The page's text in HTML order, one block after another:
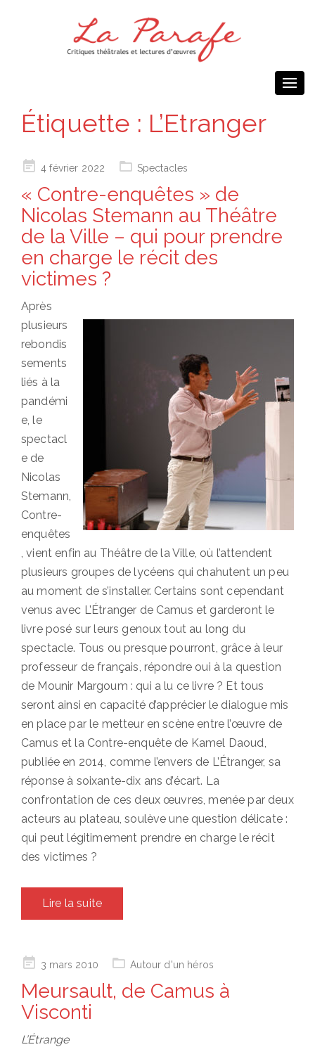
Étiquette : L’Etranger
Posted4 février 2022 Spectacles
« Contre-enquêtes » de
Nicolas Stemann au Théâtre
de la Ville – qui pour prendre
en charge le récit des
victimes ?
Après
plusieurs
rebondis
sements
liés à la
pandémi
e, le
spectacl
e de
Nicolas
Stemann,
Contre-
enquêtes
, vient enfin au Théâtre de la Ville, où l’attendent
plusieurs groupes de lycéens qui chahutent un peu
au moment de s’installer. Certains sont cependant
venus avec L’Étranger de Camus et garderont le
livre posé sur leurs genoux tout au long du
spectacle. Tous ou presque pourront, grâce à leur
professeur de français, répondre oui à la question
de Mounir Margoum : qui a lu ce livre ? Et tous
seront ainsi en capacité d’apprécier le dialogue mis
en place par le metteur en scène entre l’œuvre de
Camus et la Contre-enquête de Kamel Daoud,
publiée en 2014, comme l’envers de L’Étranger, sa
réponse à soixante-dix ans d’écart. La
confrontation de ces deux œuvres, menée par deux
acteurs au plateau, soulève une question délicate :
qui peut légitimement prendre en charge le récit
des victimes ?
Lire la suite
Posted3 mars 2010 Autour d'un héros
Meursault, de Camus à
Visconti
L’Étrange